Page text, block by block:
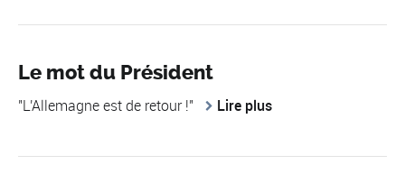
Le mot du Président
"L'Allemagne est de retour !" Lire plus